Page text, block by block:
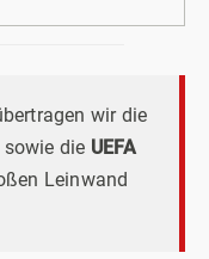
wir die
sowie die UEFA
Leinwand